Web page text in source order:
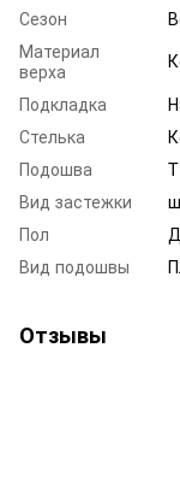
Сезон
Материал
верха
Подкладка
Стелька
Подошва
Вид застежки
Пол
Вид подошвы
Отзывы